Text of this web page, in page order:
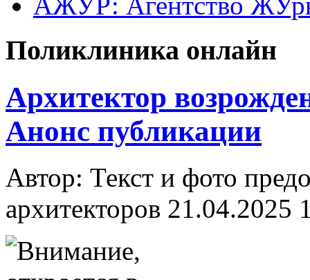
Поликлиника онлайн
Архитектор
Анонс публикации
Автор: Текст и фото
архитекторов 21.04.2025